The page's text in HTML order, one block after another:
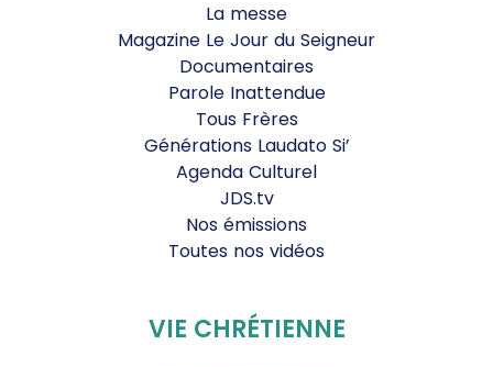
La messe
Magazine Le Jour du Seigneur
Documentaires
Parole Inattendue
Tous Frères
Générations Laudato Si’
Agenda Culturel
JDS.tv
Nos émissions
Toutes nos vidéos
VIE CHRÉTIENNE